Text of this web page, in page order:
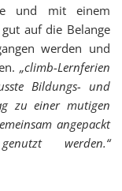
und mit einem
auf die Belange
werden und
„climb-Lernferien
Bildungs- und
zu einer mutigen
angepackt
werden.“